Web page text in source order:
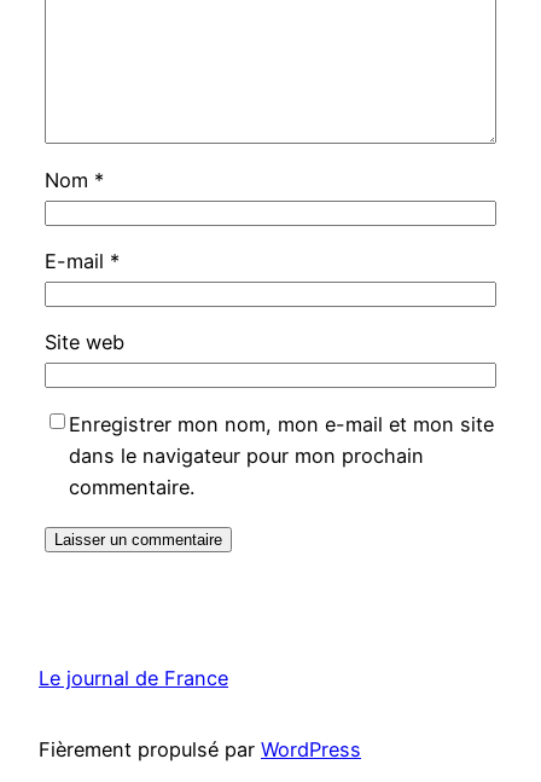
Nom *
E-mail *
Site web
Enregistrer mon nom, mon e-mail et mon site
dans le navigateur pour mon prochain
commentaire.
Le journal de France
Fièrement propulsé par WordPress